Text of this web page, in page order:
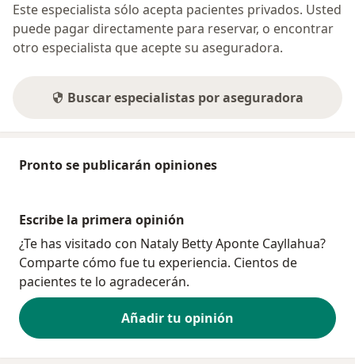
Este especialista sólo acepta pacientes privados. Usted
puede pagar directamente para reservar, o encontrar
otro especialista que acepte su aseguradora.
Buscar especialistas por aseguradora
Pronto se publicarán opiniones
Escribe la primera opinión
¿Te has visitado con Nataly Betty Aponte Cayllahua?
Comparte cómo fue tu experiencia. Cientos de
pacientes te lo agradecerán.
Añadir tu opinión